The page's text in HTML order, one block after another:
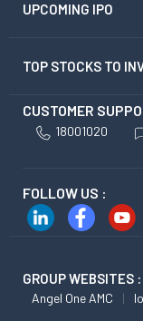
UPCOMING IPO
TOP STOCKS TO
CUSTOMER
18001020
FOLLOW US :
GROUP WEBSITES :
Angel One AMC